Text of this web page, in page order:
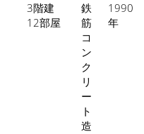
3階建
12部屋
鉄
筋
コ
ン
ク
リ
ー
ト
造
1990
年